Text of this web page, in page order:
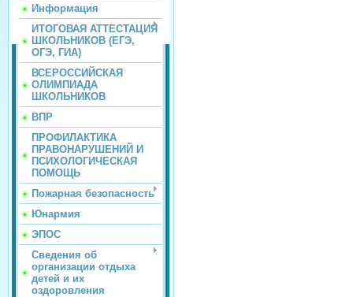
Информация
ИТОГОВАЯ АТТЕСТАЦИЯ
ШКОЛЬНИКОВ (ЕГЭ,
ОГЭ, ГИА)
ВСЕРОССИЙСКАЯ
ОЛИМПИАДА
ШКОЛЬНИКОВ
ВПР
ПРОФИЛАКТИКА
ПРАВОНАРУШЕНИЙ И
ПСИХОЛОГИЧЕСКАЯ
ПОМОЩЬ
Пожарная безопасность
Юнармия
ЭПОС
Сведения об
организации отдыха
детей и их
оздоровления